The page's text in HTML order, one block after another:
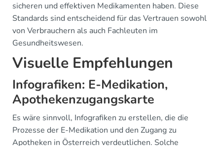
sicheren und effektiven Medikamenten haben. Diese
Standards sind entscheidend für das Vertrauen sowohl
von Verbrauchern als auch Fachleuten im
Gesundheitswesen.
Visuelle Empfehlungen
Infografiken: E-Medikation,
Apothekenzugangskarte
Es wäre sinnvoll, Infografiken zu erstellen, die die
Prozesse der E-Medikation und den Zugang zu
Apotheken in Österreich verdeutlichen. Solche